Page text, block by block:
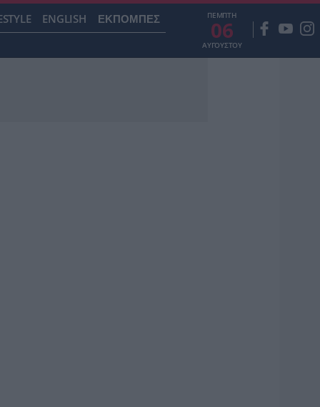
ENGLISH ΕΚΠΟΜΠΕΣ ΠΕΜΠΤΗ
06
ΑΥΓΟΥΣΤΟΥ